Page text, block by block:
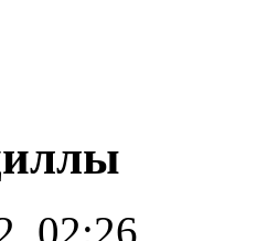
02:26